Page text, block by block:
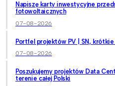
Napiszę karty inwestycyjne
fotowoltaicznych
07-08-2026
Portfel projektów PV | SN, krótkie
07-08-2026
Poszukujemy projektów Data
terenie całej Polski